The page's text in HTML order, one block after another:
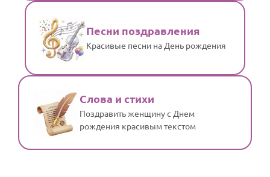
Песни поздравления
Красивые песни на День рождения
Слова и стихи
Поздравить женщину с Днем
рождения красивым текстом